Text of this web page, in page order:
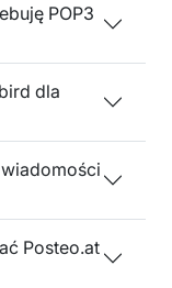
POP3
dla
Posteo.at